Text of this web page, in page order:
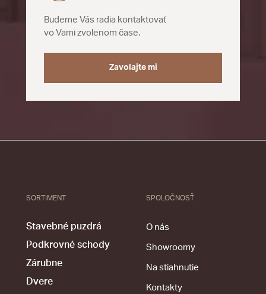
Budeme Vás radia kontaktovať
vo Vami zvolenom čase.
Zavolajte mi
SORTIMENT
Stavebné puzdrá
Podkrovné schody
Zárubne
Dvere
SPOLOČNOSŤ
O nás
Showroomy
Na stiahnutie
Kontakty